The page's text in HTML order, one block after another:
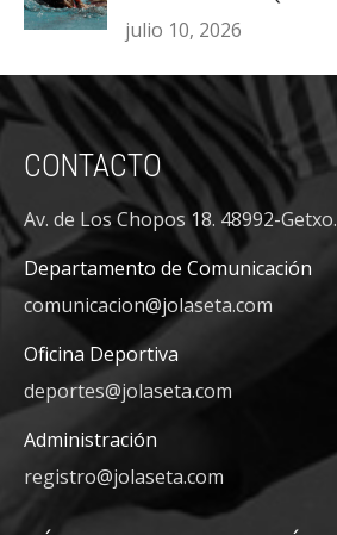
julio 10, 2026
CONTACTO
Av. de Los Chopos 18. 48992-Getxo.
Departamento de Comunicación
comunicacion@jolaseta.com
Oficina Deportiva
deportes@jolaseta.com
Administración
registro@jolaseta.com